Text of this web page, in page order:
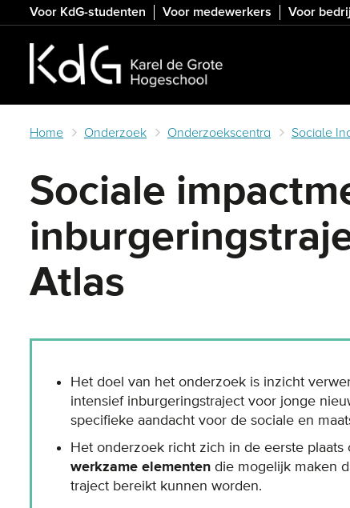
to
main
content
Voor KdG-studenten Voor medewerkers Voor
Home Onderzoek Onderzoekscentra Sociale
Sociale
Atlas
Het doel van het onderzoek is inzicht
intensief inburgeringstraject voor jonge
specifieke aandacht voor de sociale en
Het onderzoek richt zich in de eerste plaats
werkzame elementen die mogelijk maken
traject bereikt kunnen worden.